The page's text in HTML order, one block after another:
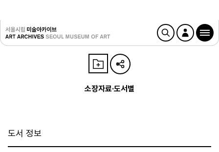
소장자료·도서별
도서 정보